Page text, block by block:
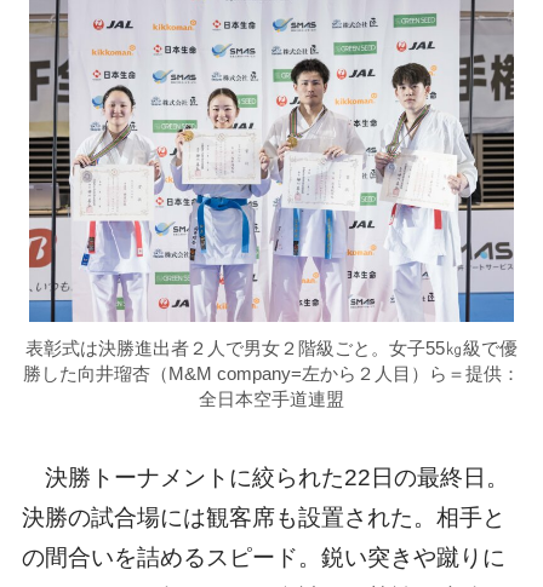
表彰式は決勝進出者２人で男女２階級ごと。女子55㎏級で優
勝した向井瑠杏（M&M company=左から２人目）ら＝提供：
全日本空手道連盟
決勝トーナメントに絞られた22日の最終日。
決勝の試合場には観客席も設置された。相手と
の間合いを詰めるスピード。鋭い突きや蹴りに